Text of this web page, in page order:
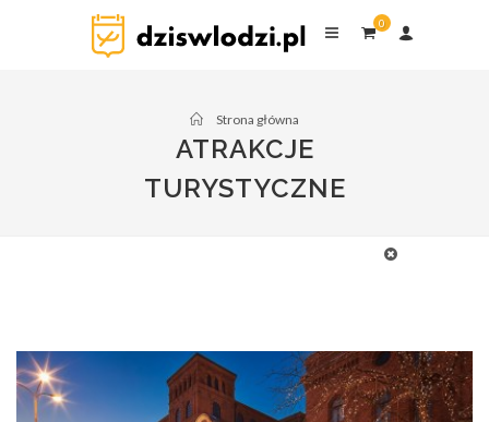
0
Strona główna
ATRAKCJE
TURYSTYCZNE
Baseny i aquaparki Kluby